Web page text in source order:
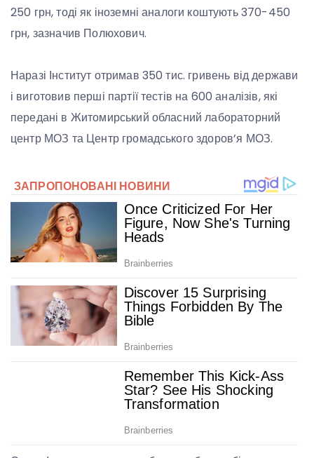
250 грн, тоді як іноземні аналоги коштують 370-450
грн, зазначив Полюхович.
Наразі Інститут отримав 350 тис. гривень від держави
і виготовив перші партії тестів на 600 аналізів, які
передані в Житомирський обласний лабораторний
центр МОЗ та Центр громадського здоров’я МОЗ.